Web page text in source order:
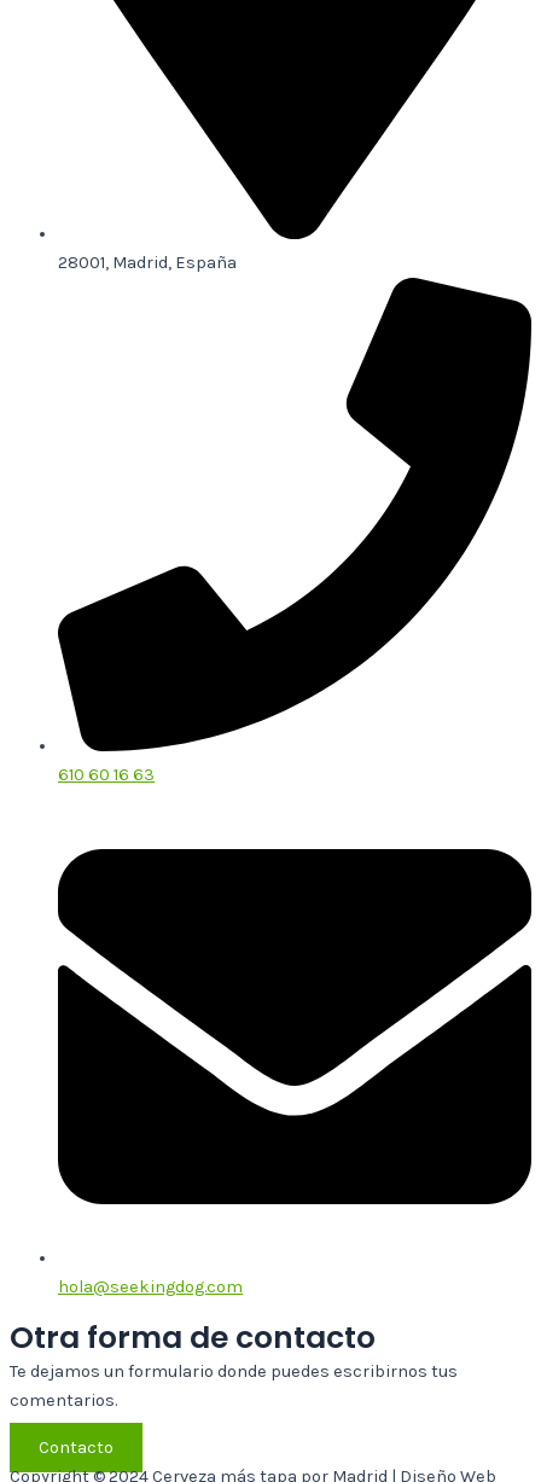
28001, Madrid, España
610 60 16 63
hola@seekingdog.com
Otra forma de contacto
Te dejamos un formulario donde puedes escribirnos tus
comentarios.
Contacto
Copyright © 2024 Cerveza más tapa por Madrid | Diseño Web